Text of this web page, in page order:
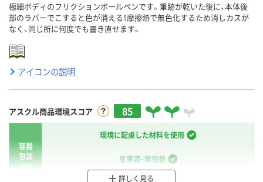
極細ボディのフリクションボールペンです。筆跡が乾いた後に、本体後
部のラバーでこすると色が消える！摩擦熱で無色化するため消しカスが
なく、同じ所に何度でも書き直せます。
アイコンの説明
アスクル商品環境スコア 85
容器
包装
環境に配慮した材料を使用
省資源・無包装
詳しく見る